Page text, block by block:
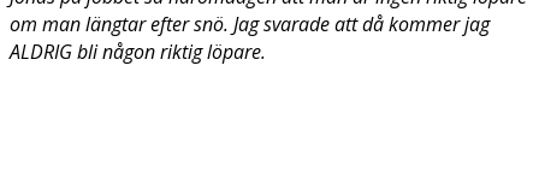
om man längtar efter snö. Jag svarade att då kommer jag
ALDRIG bli någon riktig löpare.